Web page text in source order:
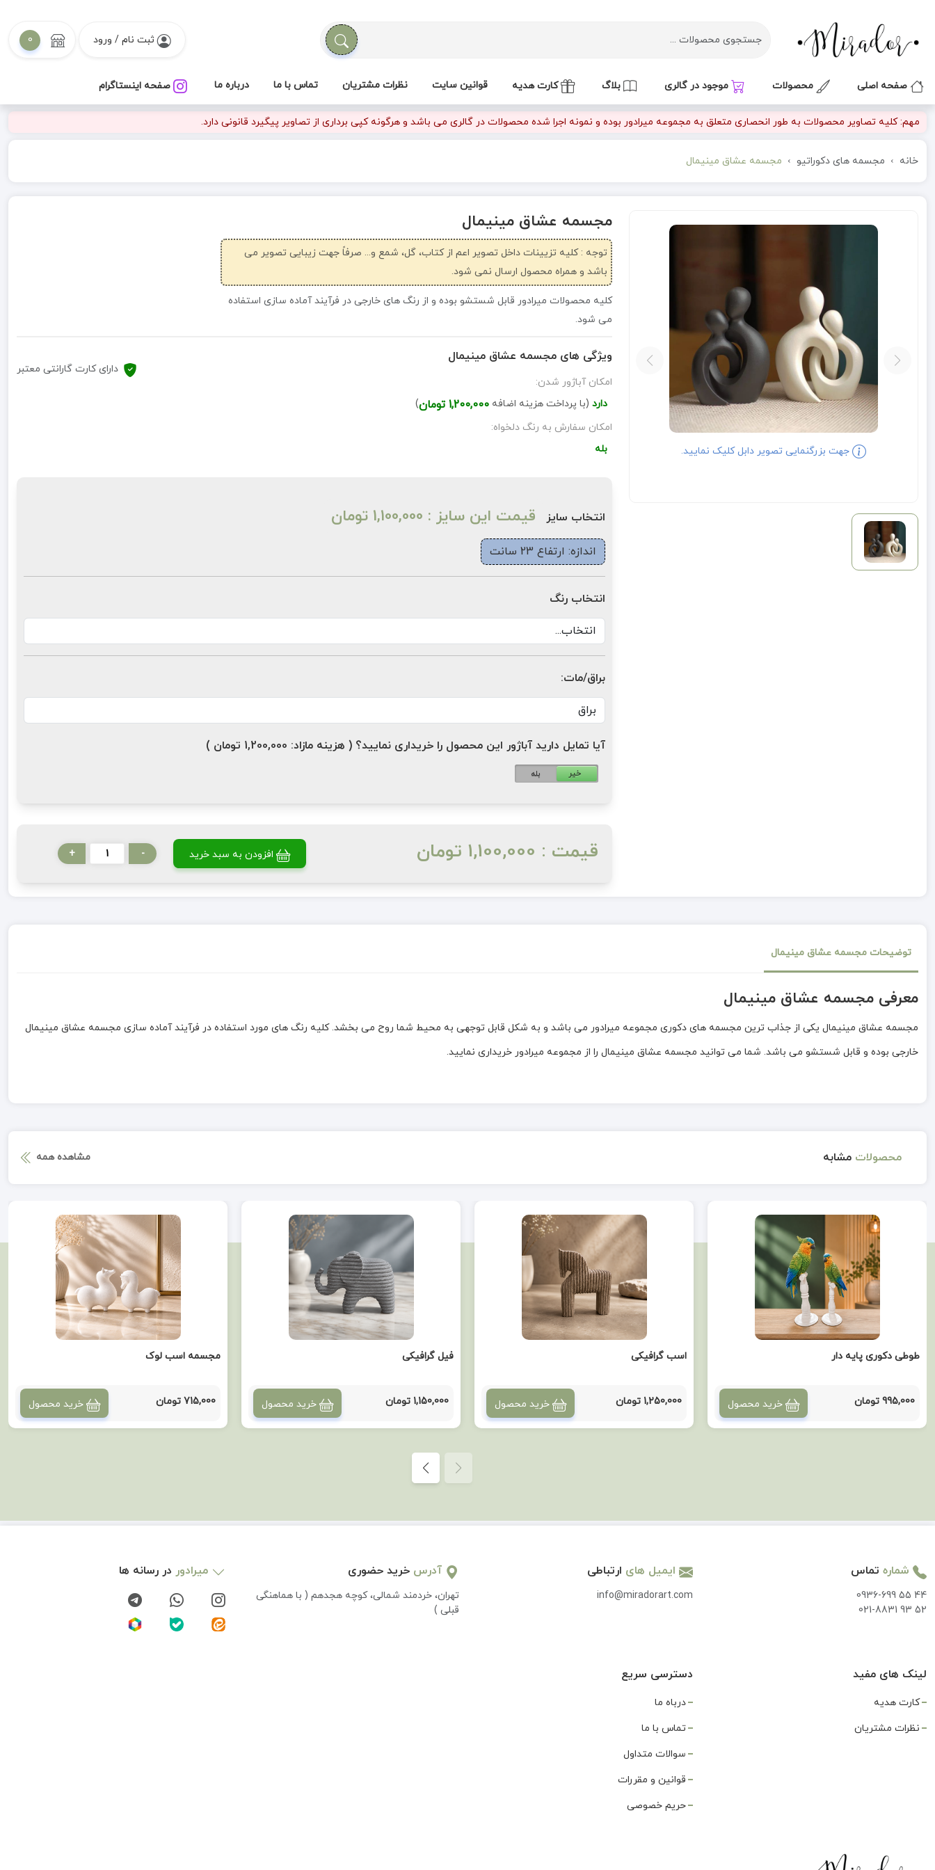
ثبت نام / ورود 0
صفحه اصلی محصولات موجود در گالری بلاگ کارت هدیه قوانین سایت نظرات مشتریان تماس با ما درباره ما صفحه اینستاگرام
مهم: کلیه تصاویر محصولات به طور انحصاری متعلق به مجموعه میرادور بوده و نمونه اجرا شده محصولات در گالری می باشد و هرگونه کپی برداری از تصاویر پیگیرد قانونی دارد.
خانه مجسمه های دکوراتیو مجسمه عشاق مینیمال
جهت بزرگنمایی تصویر دابل کلیک نمایید.
مجسمه عشاق مینیمال
توجه : کلیه تزیینات داخل تصویر اعم از کتاب، گل، شمع و... صرفاً جهت زیبایی تصویر می
باشد و همراه محصول ارسال نمی شود.
کلیه محصولات میرادور قابل شستشو بوده و از رنگ های خارجی در فرآیند آماده سازی استفاده
می شود.
ویژگی های مجسمه عشاق مینیمال
امکان آباژور شدن:
دارد (با پرداخت هزینه اضافه 1,200,000 تومان
)
امکان سفارش به رنگ دلخواه:
بله
دارای کارت گارانتی معتبر
انتخاب سایز قیمت این سایز : 1,100,000 تومان
اندازه: ارتفاع 23 سانت
انتخاب رنگ
براق/مات:
آیا تمایل دارید آباژور این محصول را خریداری نمایید؟ ( هزینه مازاد: 1,200,000 تومان )
بله خیر
قیمت : 1,100,000 تومان افزودن به سبد خرید -
+
توضیحات مجسمه عشاق مینیمال
معرفی مجسمه عشاق مینیمال
مجسمه عشاق مینیمال یکی از جذاب ترین مجسمه های دکوری مجموعه میرادور می باشد و به شکل قابل توجهی به محیط شما روح می بخشد. کلیه رنگ های مورد استفاده در فرآیند آماده سازی مجسمه عشاق مینیمال
خارجی بوده و قابل شستشو می باشد. شما می توانید مجسمه عشاق مینیمال را از مجموعه میرادور خریداری نمایید.
محصولات مشابه مشاهده همه
طوطی دکوری پایه دار
995,000 تومان خرید محصول
اسب گرافیکی
1,250,000 تومان خرید محصول
فیل گرافیکی
1,150,000 تومان خرید محصول
مجسمه اسب لوک
715,000 تومان خرید محصول
شماره تماس
0936-699 55 44
021-8831 93 52
ایمیل های ارتباطی
info@miradorart.com
آدرس خرید حضوری
تهران، خردمند شمالی، کوچه هجدهم ( با هماهنگی
قبلی )
میرادور در رسانه ها
لینک های مفید
کارت هدیه
نظرات مشتریان
دسترسی سریع
درباه ما
تماس با ما
سوالات متداول
قوانین و مقررات
حریم خصوصی